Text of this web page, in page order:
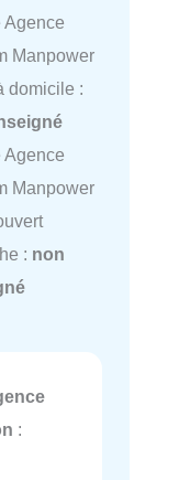
Agence
Manpower
domicile :
Agence
Manpower
: non
: